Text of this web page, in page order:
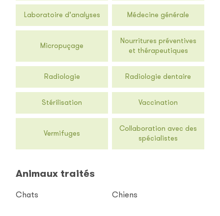
Laboratoire d’analyses Médecine générale
Micropuçage
Nourritures préventives
et thérapeutiques
Radiologie Radiologie dentaire
Stérilisation Vaccination
Vermifuges
Collaboration avec des
spécialistes
Animaux traités
Chats Chiens